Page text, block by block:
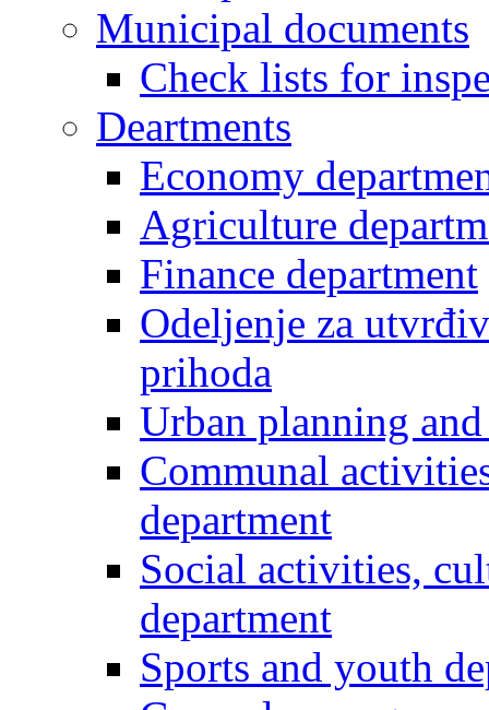
Municipal documents
Check lists for
Deartments
Economy
Agriculture
Finance department
Odeljenje za
prihoda
Urban planning
Communal
department
Social activities,
department
Sports and youth